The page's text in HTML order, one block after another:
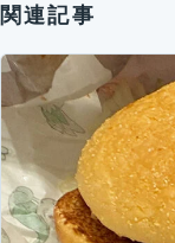
関連記事